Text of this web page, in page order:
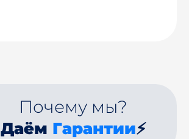
Почему мы?
Даём Гарантии⚡